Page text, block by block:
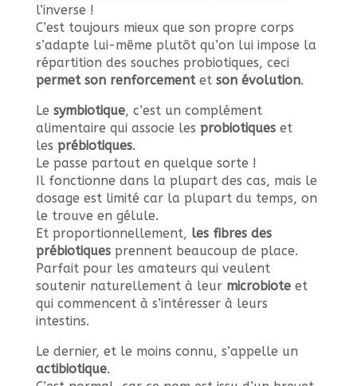
l’inverse !
C’est toujours mieux que son propre corps
s’adapte lui-même plutôt qu’on lui impose la
répartition des souches probiotiques, ceci
permet son renforcement etson évolution.
Le symbiotique, c’est un complément
alimentaire qui associe les probiotiqueset
les prébiotiques.
Le passe partout en quelque sorte !
Il fonctionne dans la plupart des cas, mais le
dosage est limité car la plupart du temps, on
le trouve en gélule.
Et proportionnellement, les fibres des
prébiotiquesprennent beaucoup de place.
Parfait pour les amateurs qui veulent
soutenir naturellement à leur microbioteet
qui commencent à s’intéresser à leurs
intestins.
Le dernier, et le moins connu, s’appelle un
actibiotique.